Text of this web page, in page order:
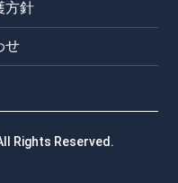
方針
せ
Rights Reserved.